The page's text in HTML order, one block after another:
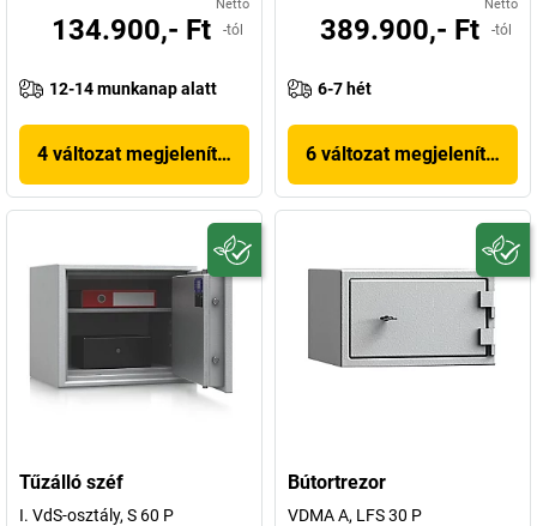
Nettó
134.900,- Ft -tól
12-14 munkanap alatt
4 változat megjelenítése
Nettó
389.900,- Ft -tól
6-7 hét
6 változat megjelenítése
Tűzálló széf
I. VdS-osztály, S 60 P
Bútortrezor
VDMA A, LFS 30 P